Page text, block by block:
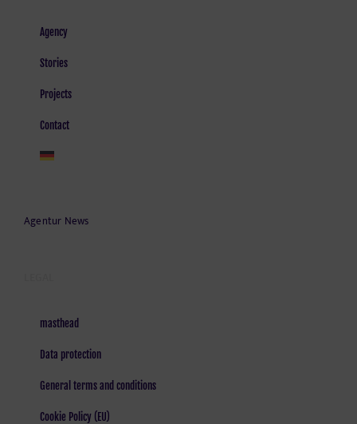
Agency
Stories
Projects
Contact
Agentur News
masthead
Data protection
General terms and conditions
Cookie Policy (EU)